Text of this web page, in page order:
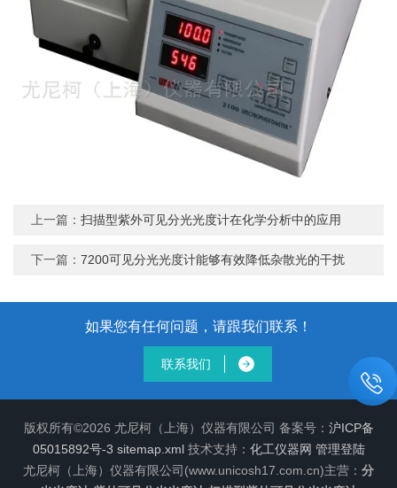
上一篇：扫描型紫外可见分光光度计在化学分析中的应用
下一篇：7200可见分光光度计能够有效降低杂散光的干扰
如果您有任何问题，请跟我们联系！
联系我们
版权所有©2026 尤尼柯（上海）仪器有限公司 备案号： 沪ICP备
05015892号-3 sitemap.xml技术支持： 化工仪器网 管理登陆
尤尼柯（上海）仪器有限公司(www.unicosh17.com.cn)主营： 分